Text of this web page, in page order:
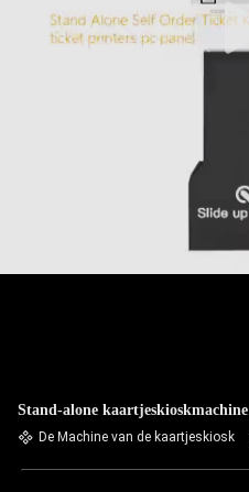
Stand-alone kaartjeskioskmachine
De Machine van de kaartjeskiosk